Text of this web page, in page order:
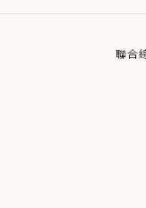
聯合